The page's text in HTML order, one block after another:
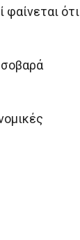
φαίνεται ότι